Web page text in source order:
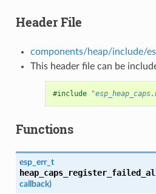
Header File
components/heap/include/
This header file can be
#include
Functions
esp_err_t
callback)